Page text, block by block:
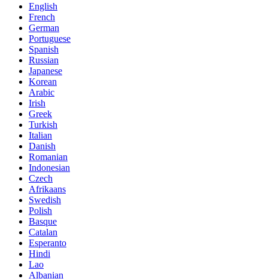
English
French
German
Portuguese
Spanish
Russian
Japanese
Korean
Arabic
Irish
Greek
Turkish
Italian
Danish
Romanian
Indonesian
Czech
Afrikaans
Swedish
Polish
Basque
Catalan
Esperanto
Hindi
Lao
Albanian